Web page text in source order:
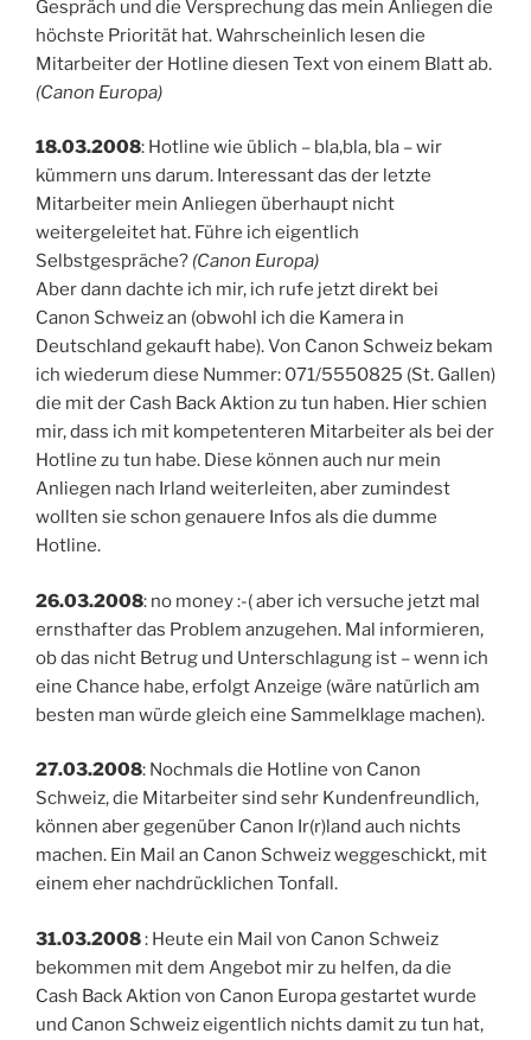
Gespräch und die Versprechung das mein Anliegen die
höchste Priorität hat. Wahrscheinlich lesen die
Mitarbeiter der Hotline diesen Text von einem Blatt ab.
(Canon Europa)
18.03.2008: Hotline wie üblich – bla,bla, bla – wir
kümmern uns darum. Interessant das der letzte
Mitarbeiter mein Anliegen überhaupt nicht
weitergeleitet hat. Führe ich eigentlich
Selbstgespräche? (Canon Europa)
Aber dann dachte ich mir, ich rufe jetzt direkt bei
Canon Schweiz an (obwohl ich die Kamera in
Deutschland gekauft habe). Von Canon Schweiz bekam
ich wiederum diese Nummer: 071/5550825 (St. Gallen)
die mit der Cash Back Aktion zu tun haben. Hier schien
mir, dass ich mit kompetenteren Mitarbeiter als bei der
Hotline zu tun habe. Diese können auch nur mein
Anliegen nach Irland weiterleiten, aber zumindest
wollten sie schon genauere Infos als die dumme
Hotline.
26.03.2008: no money :-( aber ich versuche jetzt mal
ernsthafter das Problem anzugehen. Mal informieren,
ob das nicht Betrug und Unterschlagung ist – wenn ich
eine Chance habe, erfolgt Anzeige (wäre natürlich am
besten man würde gleich eine Sammelklage machen).
27.03.2008: Nochmals die Hotline von Canon
Schweiz, die Mitarbeiter sind sehr Kundenfreundlich,
können aber gegenüber Canon Ir(r)land auch nichts
machen. Ein Mail an Canon Schweiz weggeschickt, mit
einem eher nachdrücklichen Tonfall.
31.03.2008: Heute ein Mail von Canon Schweiz
bekommen mit dem Angebot mir zu helfen, da die
Cash Back Aktion von Canon Europa gestartet wurde
und Canon Schweiz eigentlich nichts damit zu tun hat,